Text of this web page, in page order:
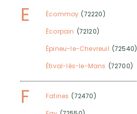
E Écommoy (72220)
Écorpain (72120)
Épineu-le-Chevreuil (72540)
Étival-lès-le-Mans (72700)
F Fatines (72470)